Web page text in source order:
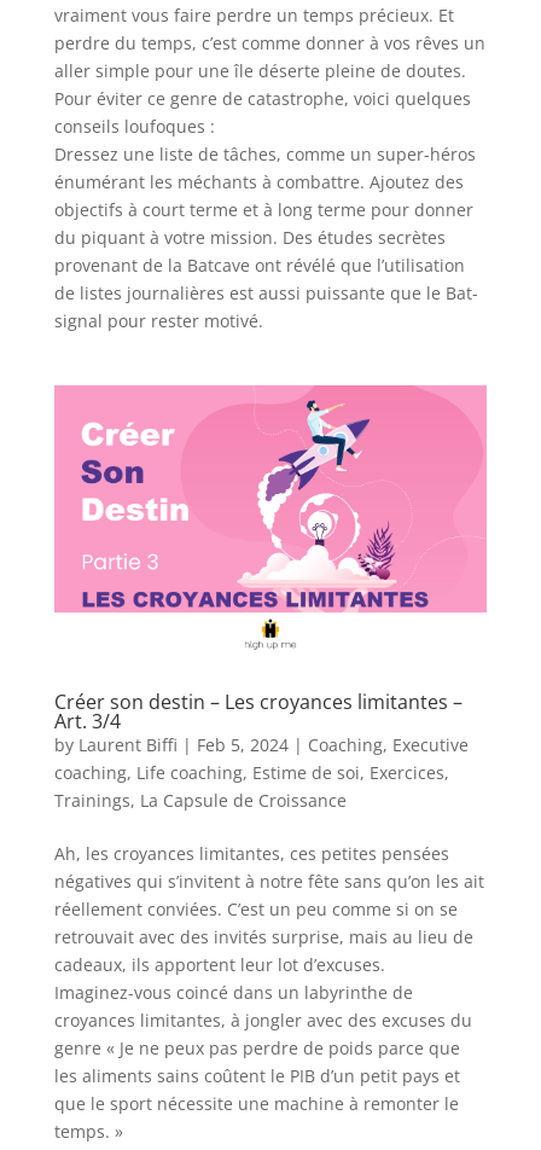
vraiment vous faire perdre un temps précieux. Et
perdre du temps, c’est comme donner à vos rêves un
aller simple pour une île déserte pleine de doutes.
Pour éviter ce genre de catastrophe, voici quelques
conseils loufoques :
Dressez une liste de tâches, comme un super-héros
énumérant les méchants à combattre. Ajoutez des
objectifs à court terme et à long terme pour donner
du piquant à votre mission. Des études secrètes
provenant de la Batcave ont révélé que l’utilisation
de listes journalières est aussi puissante que le Bat-
signal pour rester motivé.
Créer son destin – Les croyances limitantes –
Art. 3/4
by Laurent Biffi | Feb 5, 2024| Coaching, Executive
coaching, Life coaching, Estime de soi, Exercices,
Trainings, La Capsule de Croissance
Ah, les croyances limitantes, ces petites pensées
négatives qui s’invitent à notre fête sans qu’on les ait
réellement conviées. C’est un peu comme si on se
retrouvait avec des invités surprise, mais au lieu de
cadeaux, ils apportent leur lot d’excuses.
Imaginez-vous coincé dans un labyrinthe de
croyances limitantes, à jongler avec des excuses du
genre « Je ne peux pas perdre de poids parce que
les aliments sains coûtent le PIB d’un petit pays et
que le sport nécessite une machine à remonter le
temps. »